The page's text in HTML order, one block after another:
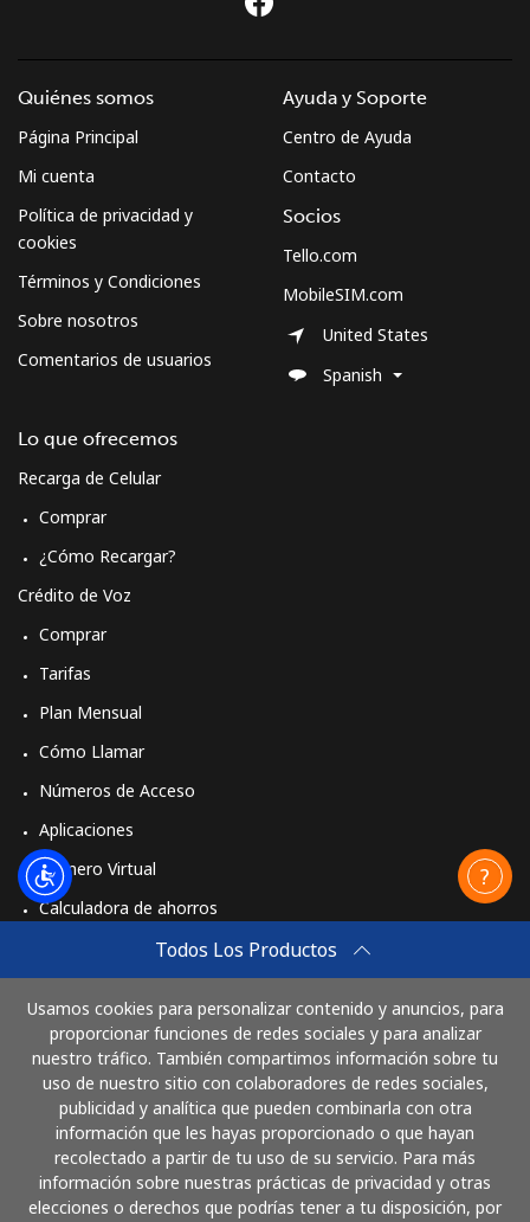
Todos Los Productos
Usamos cookies para personalizar contenido y anuncios, para
proporcionar funciones de redes sociales y para analizar
nuestro tráfico. También compartimos información sobre tu
uso de nuestro sitio con colaboradores de redes sociales,
publicidad y analítica que pueden combinarla con otra
información que les hayas proporcionado o que hayan
recolectado a partir de tu uso de su servicio. Para más
información sobre nuestras prácticas de privacidad y otras
elecciones o derechos que podrías tener a tu disposición, por
Quiénes somos
Página Principal
Mi cuenta
Política de privacidad y
cookies
Términos y Condiciones
Sobre nosotros
Comentarios de usuarios
Lo que ofrecemos
Recarga de Celular
Comprar
¿Cómo Recargar?
Crédito de Voz
Comprar
Tarifas
Plan Mensual
Cómo Llamar
Números de Acceso
Aplicaciones
Número Virtual
Calculadora de ahorros
Comprar
Cómo funciona
Ayuda y Soporte
Centro de Ayuda
Contacto
Socios
Tello.com
MobileSIM.com
United States
Spanish
Paga con